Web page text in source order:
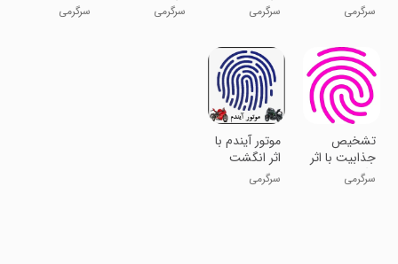
سرگرمی
انگشت
سرگرمی
انگشت
سرگرمی سرگرمی
تشخیص
جذابیت با اثر
انگشت
سرگرمی
موتور آیندم با
اثر انگشت
سرگرمی